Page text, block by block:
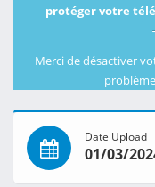
protéger votre
Merci de désactiver
Date Upload
01/03/